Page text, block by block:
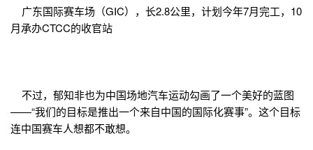
广东国际赛车场（GIC），长2.8公里，计划今年7月完工，10
月承办CTCC的收官站
不过，郁知非也为中国场地汽车运动勾画了一个美好的蓝图
——“我们的目标是推出一个来自中国的国际化赛事”。这个目标
连中国赛车人想都不敢想。